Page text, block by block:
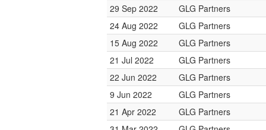
29 Sep 2022
GLG Partners
24 Aug 2022
GLG Partners
15 Aug 2022
GLG Partners
21 Jul 2022
GLG Partners
22 Jun 2022
GLG Partners
9 Jun 2022
GLG Partners
21 Apr 2022
GLG Partners